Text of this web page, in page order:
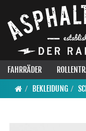
FAHRRÄDER
BEKLEIDUNG